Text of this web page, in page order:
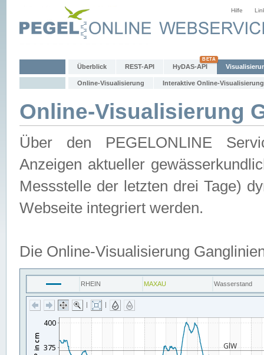
Hilfe
Überblick REST-API HyDAS-API
Online-Visualisierung Interaktive Online-Visualisierung
Online-Visualisierung
Über den PEGELONLINE
Anzeigen aktueller
Messstelle der letzten drei Tage)
Webseite integriert werden.
Die Online-Visualisierung